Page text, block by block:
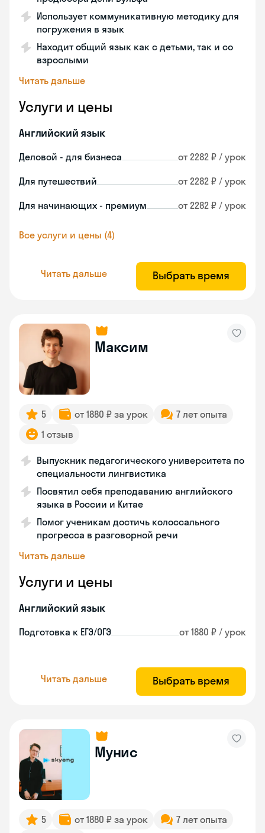
Использует коммуникативную методику для
погружения в язык
Находит общий язык как с детьми, так и со
взрослыми
Читать дальше
Услуги и цены
Английский язык
Деловой - для бизнеса от 2282 ₽ / урок
Для путешествий от 2282 ₽ / урок
Для начинающих - премиум от 2282 ₽ / урок
Все услуги и цены (4)
Читать дальше Выбрать время
Максим
5 от 1880 ₽ за урок
7 лет опыта
1 отзыв
Выпускник педагогического университета по
специальности лингвистика
Посвятил себя преподаванию английского
языка в России и Китае
Помог ученикам достичь колоссального
прогресса в разговорной речи
Читать дальше
Услуги и цены
Английский язык
Подготовка к ЕГЭ/ОГЭ от 1880 ₽ / урок
Читать дальше Выбрать время
Мунис
5 от 1880 ₽ за урок
7 лет опыта